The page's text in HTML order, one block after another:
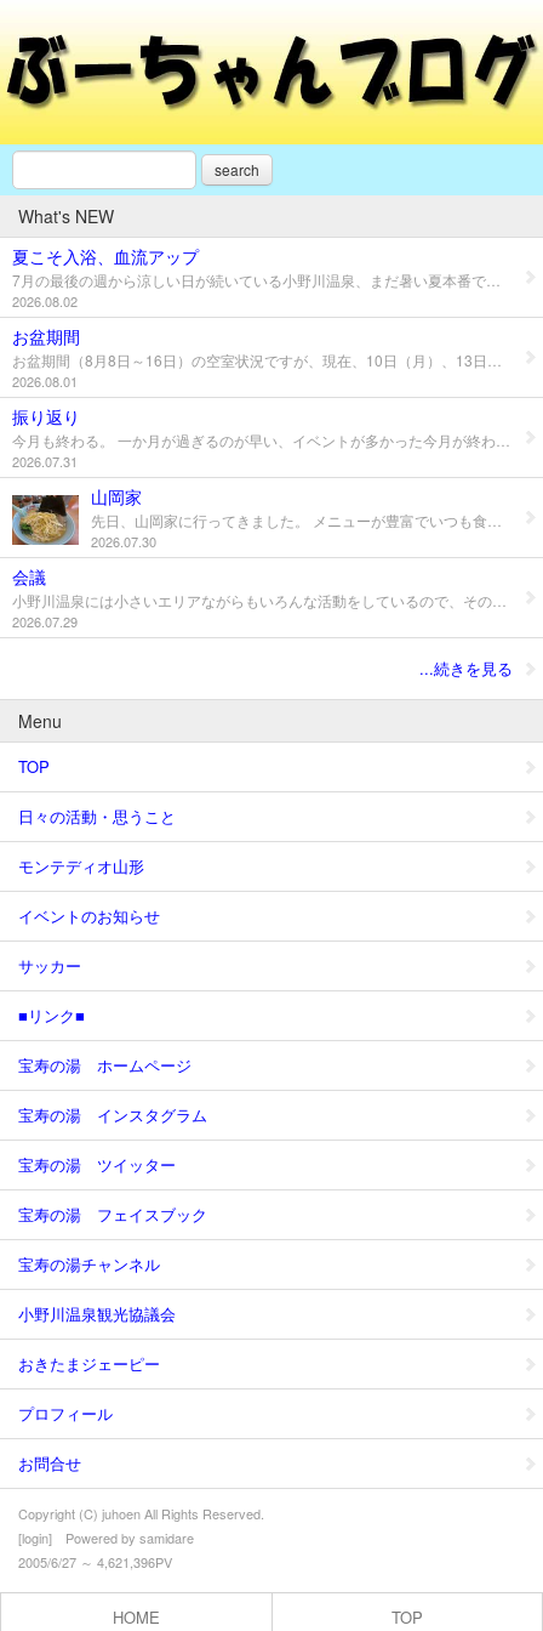
search
What's NEW
夏こそ入浴、血流アップ
2026.08.02
お盆期間
2026.08.01
振り返り
2026.07.31
山岡家
2026.07.30
会議
2026.07.29
...続きを見る
Menu
TOP
日々の活動・思うこと
モンテディオ山形
イベントのお知らせ
サッカー
■リンク■
宝寿の湯 ホームページ
宝寿の湯 インスタグラム
宝寿の湯 ツイッター
宝寿の湯 フェイスブック
宝寿の湯チャンネル
小野川温泉観光協議会
おきたまジェーピー
プロフィール
お問合せ
Copyright (C) juhoen All Rights Reserved.
[login] Powered by samidare
2005/6/27 ～ 4,621,396PV
HOME TOP